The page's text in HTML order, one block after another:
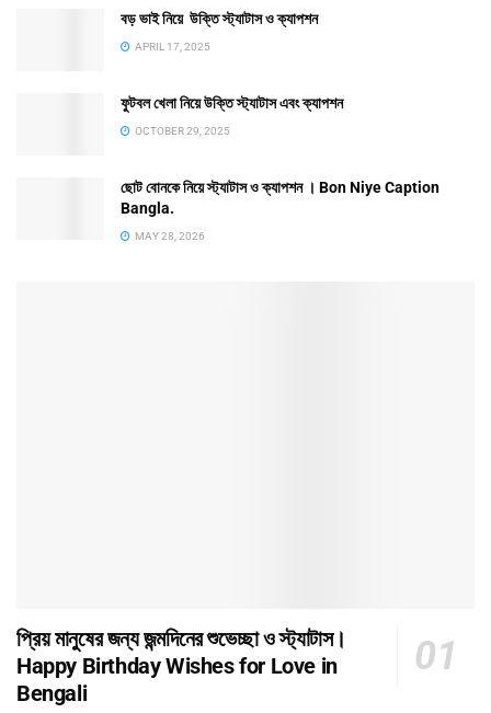
বড় ভাই নিয়ে উক্তি স্ট্যাটাস ও ক্যাপশন
APRIL 17, 2025
ফুটবল খেলা নিয়ে উক্তি স্ট্যাটাস এবং ক্যাপশন
OCTOBER 29, 2025
ছোট বোনকে নিয়ে স্ট্যাটাস ও ক্যাপশন । Bon Niye Caption
Bangla.
MAY 28, 2026
প্রিয় মানুষের জন্য জন্মদিনের শুভেচ্ছা ও স্ট্যাটাস।
Happy Birthday Wishes for Love in
Bengali